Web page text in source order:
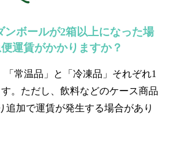
ンボールが2箱以上になった場
運賃がかかりますか？
「常温品」と「冷凍品」それぞれ1
。ただし、飲料などのケース商品
追加で運賃が発生する場合があり